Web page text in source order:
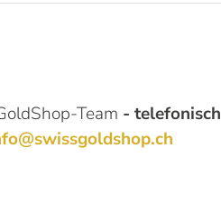
Team - telefonisch